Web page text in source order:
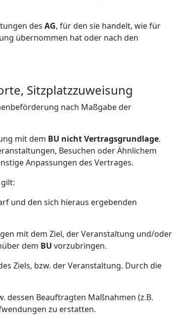
des AG, für den sie handelt, wie für
übernommen hat oder nach den
Sitzplatzzuweisung
nach Maßgabe der
mit dem BU nicht Vertragsgrundlage.
Besuchen oder Ähnlichem
Anpassungen des Vertrages.
und den sich hieraus ergebenden
mit dem Ziel, der Veranstaltung und/oder
dem BU vorzubringen.
Ziels, bzw. der Veranstaltung. Durch die
dessen Beauftragten Maßnahmen (z.B.
zu erstatten.